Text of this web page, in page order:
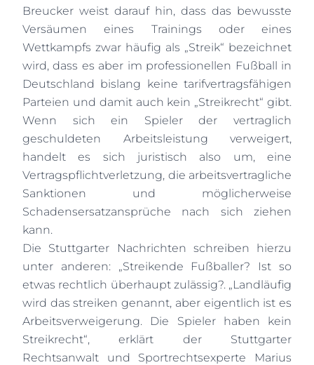
Breucker weist darauf hin, dass das bewusste
Versäumen eines Trainings oder eines
Wettkampfs zwar häufig als „Streik“ bezeichnet
wird, dass es aber im professionellen Fußball in
Deutschland bislang keine tarifvertragsfähigen
Parteien und damit auch kein „Streikrecht“ gibt.
Wenn sich ein Spieler der vertraglich
geschuldeten Arbeitsleistung verweigert,
handelt es sich juristisch also um, eine
Vertragspflichtverletzung, die arbeitsvertragliche
Sanktionen und möglicherweise
Schadensersatzansprüche nach sich ziehen
kann.
Die Stuttgarter Nachrichten schreiben hierzu
unter anderen: „Streikende Fußballer? Ist so
etwas rechtlich überhaupt zulässig?. „Landläufig
wird das streiken genannt, aber eigentlich ist es
Arbeitsverweigerung. Die Spieler haben kein
Streikrecht“, erklärt der Stuttgarter
Rechtsanwalt und Sportrechtsexperte Marius